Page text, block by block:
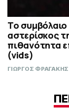
Το
αστερίσκος
πιθανότητα
(vids)
ΓΙΩΡΓΟΣ ΦΡΑΓΑΚΗΣ